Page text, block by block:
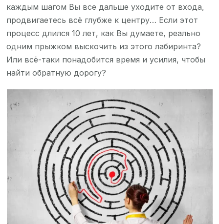
каждым шагом Вы все дальше уходите от входа,
продвигаетесь всё глубже к центру… Если этот
процесс длился 10 лет, как Вы думаете, реально
одним прыжком выскочить из этого лабиринта?
Или всё-таки понадобится время и усилия, чтобы
найти обратную дорогу?